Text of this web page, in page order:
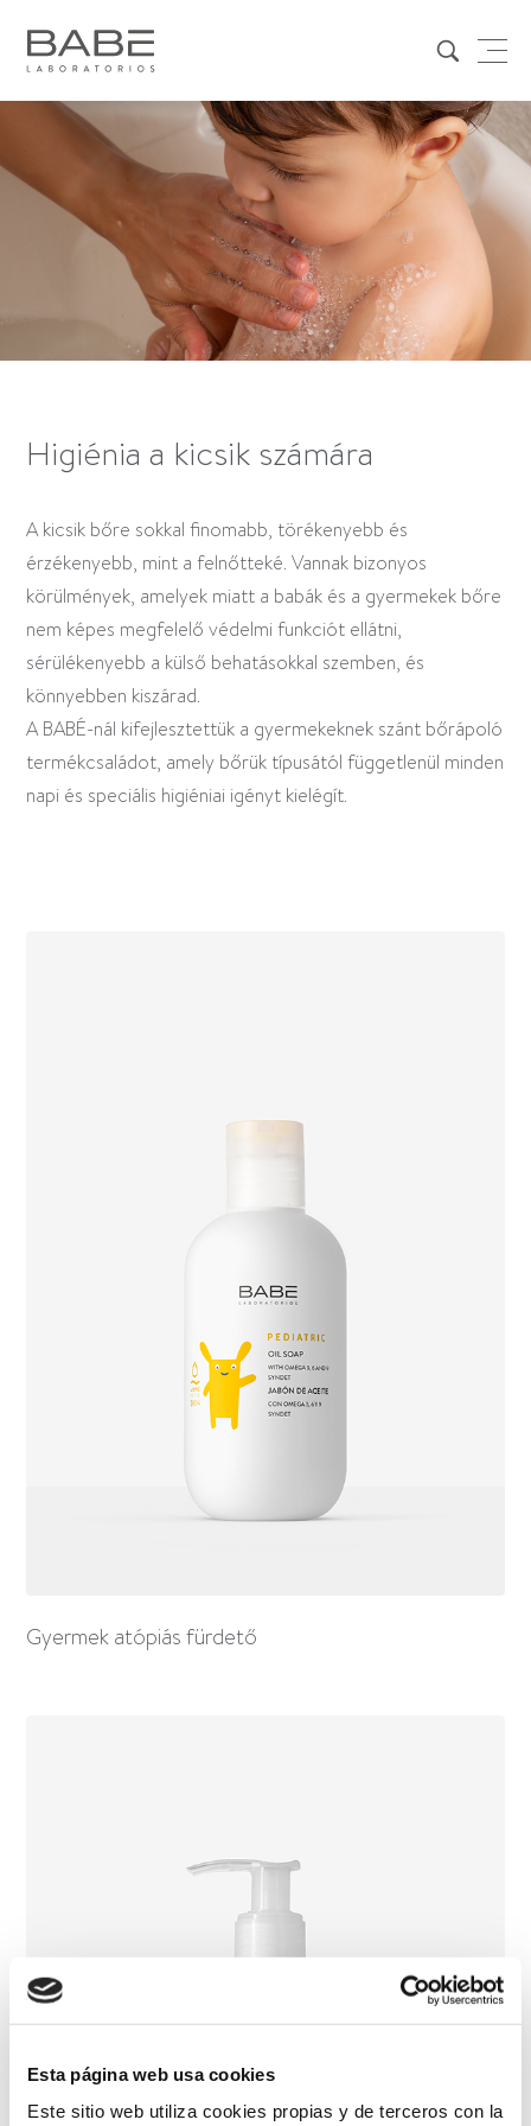
Esta página web usa cookies
Este sitio web utiliza cookies propias y de terceros con la
Higiénia a kicsik számára
A kicsik bőre sokkal finomabb, törékenyebb és
érzékenyebb, mint a felnőtteké. Vannak bizonyos
körülmények, amelyek miatt a babák és a gyermekek bőre
nem képes megfelelő védelmi funkciót ellátni,
sérülékenyebb a külső behatásokkal szemben, és
könnyebben kiszárad.
A BABÉ-nál kifejlesztettük a gyermekeknek szánt bőrápoló
termékcsaládot, amely bőrük típusától függetlenül minden
napi és speciális higiéniai igényt kielégít.
Gyermek atópiás fürdető